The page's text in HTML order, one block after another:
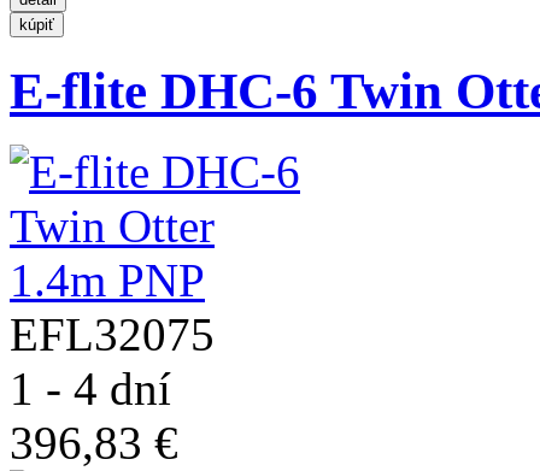
E-flite DHC-6 Twin
EFL32075
1 - 4 dní
396,83 €